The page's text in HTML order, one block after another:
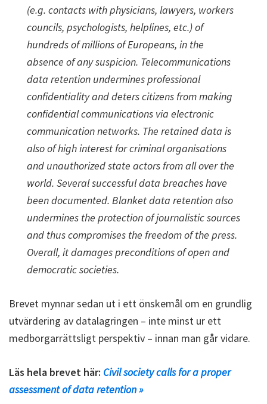
(e.g. contacts with physicians, lawyers, workers
councils, psychologists, helplines, etc.) of
hundreds of millions of Europeans, in the
absence of any suspicion. Telecommunications
data retention undermines professional
confidentiality and deters citizens from making
confidential communications via electronic
communication networks. The retained data is
also of high interest for criminal organisations
and unauthorized state actors from all over the
world. Several successful data breaches have
been documented. Blanket data retention also
undermines the protection of journalistic sources
and thus compromises the freedom of the press.
Overall, it damages preconditions of open and
democratic societies.
Brevet mynnar sedan ut i ett önskemål om en grundlig
utvärdering av datalagringen – inte minst ur ett
medborgarrättsligt perspektiv – innan man går vidare.
Läs hela brevet här: Civil society calls for a proper
assessment of data retention »